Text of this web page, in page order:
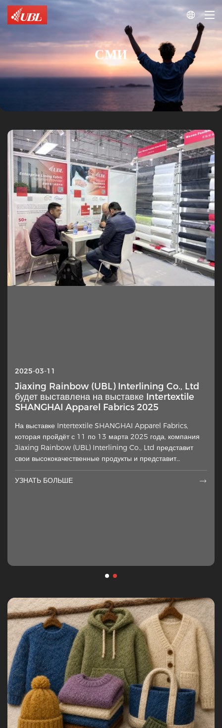

СМИ
2025-10-13
Интерлайнинг — почему этот скрытый слой
внезапно оказался в центре внимания?
внимание дизайнеров, швей и отраслевых
комментаторов. Дополнительный слой ткани,
размещённый на неправильной стороне внешних
материалов ха.
2025-03-11
Jiaxing Rainbow (UBL) Interlining Co., Ltd
будет выставлена на выставке Intertextile
SHANGHAI Apparel Fabrics 2025
На выставке Intertextile SHANGHAI Apparel Fabrics,
которая пройдёт с 11 по 13 марта 2025 года, компания
Jiaxing Rainbow (UBL) Interlining Co., Ltd представит
свои высококачественные продукты и представит
УЗНАТЬ БОЛЬШЕ
